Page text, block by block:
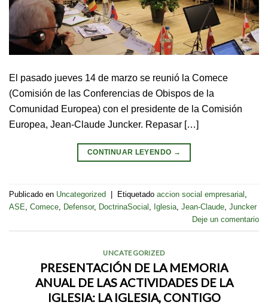
El pasado jueves 14 de marzo se reunió la Comece
(Comisión de las Conferencias de Obispos de la
Comunidad Europea) con el presidente de la Comisión
Europea, Jean-Claude Juncker. Repasar […]
CONTINUAR LEYENDO →
Publicado en Uncategorized Etiquetado accion social empresarial ,
ASE, Comece, Defensor, DoctrinaSocial , Iglesia, Jean-Claude, Juncker
Deje un comentario
UNCATEGORIZED
PRESENTACIÓN DE LA MEMORIA
ANUAL DE LAS ACTIVIDADES DE LA
IGLESIA: LA IGLESIA, CONTIGO